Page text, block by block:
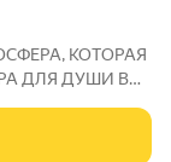
КОТОРАЯ
ДЛЯ ДУШИ В
и